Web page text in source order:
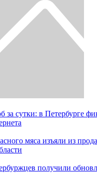
за сутки: в Петербурге
мяса изъяли из
получили